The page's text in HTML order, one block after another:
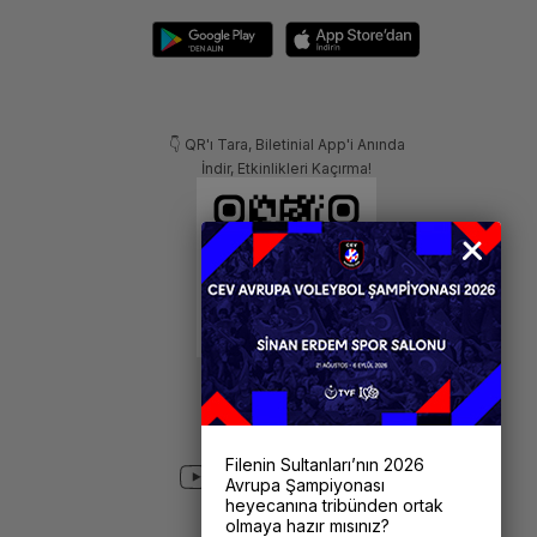
👇 QR'ı Tara, Biletinial App'i Anında
İndir, Etkinlikleri Kaçırma!
Filenin Sultanları’nın 2026
Avrupa Şampiyonası
heyecanına tribünden ortak
olmaya hazır mısınız?